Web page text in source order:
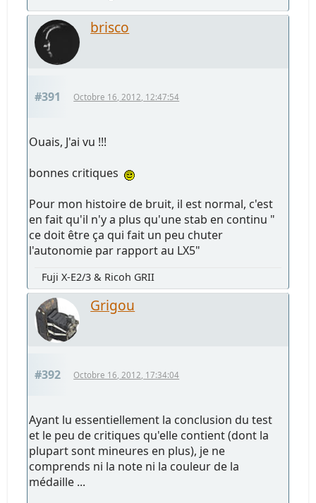
brisco
#391 Octobre 16, 2012, 12:47:54
Ouais, J'ai vu !!!
bonnes critiques
Pour mon histoire de bruit, il est normal, c'est
en fait qu'il n'y a plus qu'une stab en continu "
ce doit être ça qui fait un peu chuter
l'autonomie par rapport au LX5"
Fuji X-E2/3 & Ricoh GRII
Grigou
#392 Octobre 16, 2012, 17:34:04
Ayant lu essentiellement la conclusion du test
et le peu de critiques qu'elle contient (dont la
plupart sont mineures en plus), je ne
comprends ni la note ni la couleur de la
médaille ...